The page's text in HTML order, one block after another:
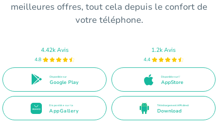
meilleures offres, tout cela depuis le confort de
votre téléphone.
4.42k Avis
4.8
Disponible sur
Google Play
1.2k Avis
4.4
Disponible sur l'
AppStore
Disponible sur la
AppGallery
Téléchargement APK direct
Download